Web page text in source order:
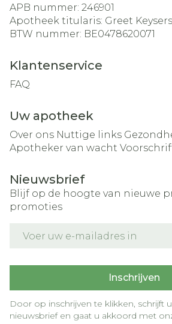
APB nummer: 246901
Apotheek titularis: Greet Keysers
BTW nummer: BE0478620071
Klantenservice
FAQ
Uw apotheek
Over ons Nuttige links
Apotheker van wacht
Nieuwsbrief
Blijf op de hoogte van nieuwe
promoties
Inschrijven
Door op inschrijven te klikken, schrijft
nieuwsbrief en gaat u akkoord met